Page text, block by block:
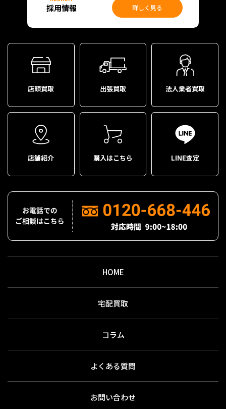
採用情報 詳しく見る
店頭買取 出張買取 法人業者買取
店舗紹介 購入はこちら LINE査定
HOME
宅配買取
コラム
よくある質問
お問い合わせ